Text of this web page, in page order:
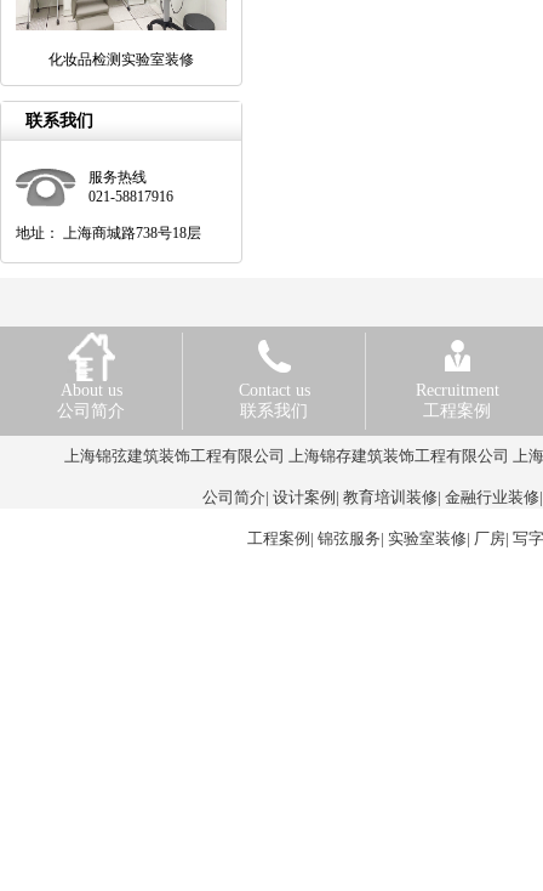
化妆品检测实验室装修
联系我们
服务热线
021-58817916
地址： 上海商城路738号18层
About us
公司简介
Contact us
联系我们
Recruitment
工程案例
上海锦弦建筑装饰工程有限公司 上海锦存建筑装饰工程有限公司 上
公司简介| 设计案例 | 教育培训装修| 金融行业装修
工程案例 | 锦弦服务| 实验室装修| 厂房| 写